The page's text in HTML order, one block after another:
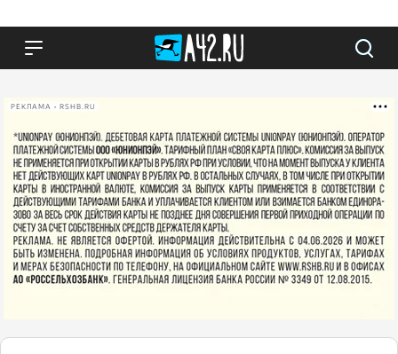
РЕКЛАМА • RSHB.RU